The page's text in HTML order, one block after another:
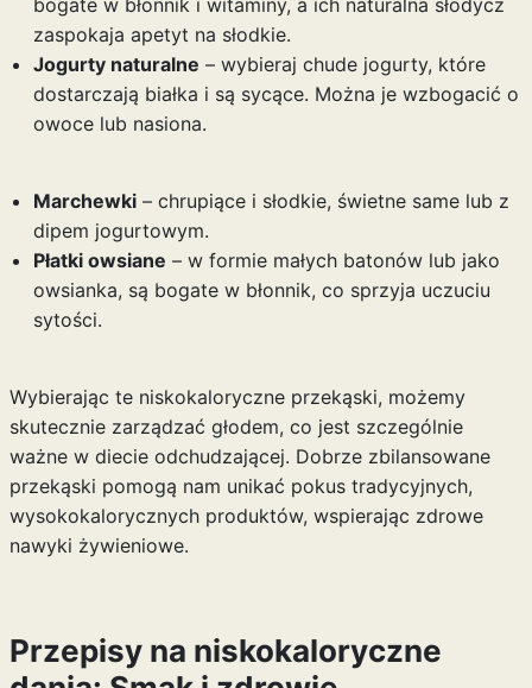
bogate w błonnik i witaminy, a ich naturalna słodycz
zaspokaja apetyt na słodkie.
Jogurty naturalne – wybieraj chude jogurty, które
dostarczają białka i są sycące. Można je wzbogacić o
owoce lub nasiona.
Marchewki– chrupiące i słodkie, świetne same lub z
dipem jogurtowym.
Płatki owsiane – w formie małych batonów lub jako
owsianka, są bogate w błonnik, co sprzyja uczuciu
sytości.
Wybierając te niskokaloryczne przekąski, możemy
skutecznie zarządzać głodem, co jest szczególnie
ważne w diecie odchudzającej. Dobrze zbilansowane
przekąski pomogą nam unikać pokus tradycyjnych,
wysokokalorycznych produktów, wspierając zdrowe
nawyki żywieniowe.
Przepisy na niskokaloryczne